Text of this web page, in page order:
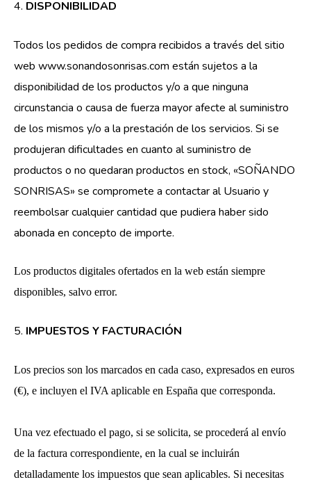
4. DISPONIBILIDAD
Todos los pedidos de compra recibidos a través del sitio
web www.sonandosonrisas.com están sujetos a la
disponibilidad de los productos y/o a que ninguna
circunstancia o causa de fuerza mayor afecte al suministro
de los mismos y/o a la prestación de los servicios. Si se
produjeran dificultades en cuanto al suministro de
productos o no quedaran productos en stock, «SOÑANDO
SONRISAS» se compromete a contactar al Usuario y
reembolsar cualquier cantidad que pudiera haber sido
abonada en concepto de importe.
Los productos digitales ofertados en la web están siempre
disponibles, salvo error.
5. IMPUESTOS Y FACTURACIÓN
Los precios son los marcados en cada caso, expresados en euros
(€), e incluyen el IVA aplicable en España que corresponda.
Una vez efectuado el pago, si se solicita, se procederá al envío
de la factura correspondiente, en la cual se incluirán
detalladamente los impuestos que sean aplicables. Si necesitas